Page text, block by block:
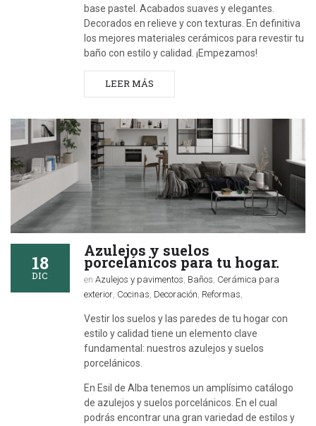
base pastel. Acabados suaves y elegantes.
Decorados en relieve y con texturas. En definitiva
los mejores materiales cerámicos para revestir tu
baño con estilo y calidad. ¡Empezamos!
LEER MÁS
18
DIC
Azulejos y suelos
porcelánicos para tu hogar.
en Azulejos y pavimentos, Baños, Cerámica para
exterior, Cocinas, Decoración, Reformas,
Vestir los suelos y las paredes de tu hogar con
estilo y calidad tiene un elemento clave
fundamental: nuestros azulejos y suelos
porcelánicos.
En Esil de Alba tenemos un amplísimo catálogo
de azulejos y suelos porcelánicos. En el cual
podrás encontrar una gran variedad de estilos y